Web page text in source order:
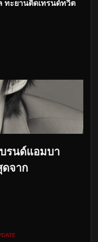
ทะยานติดเทรนด์ทวิต
รนด์แอมบา
ดจาก